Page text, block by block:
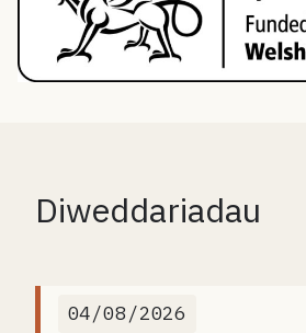
Diweddariadau
04/08/2026